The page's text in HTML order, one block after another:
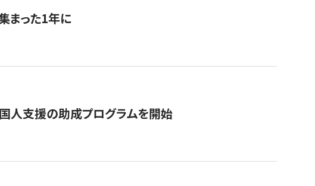
まった1年に
人支援の助成プログラムを開始